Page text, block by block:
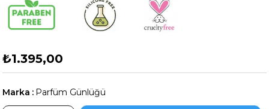
₺1.395,00
Marka : Parfüm Günlüğü